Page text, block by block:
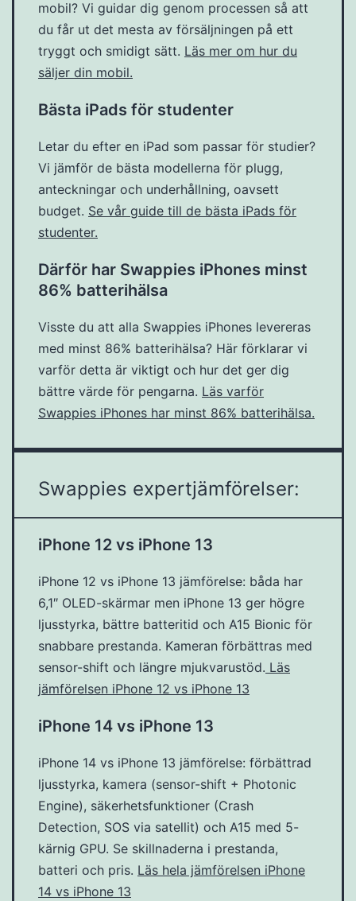
mobil? Vi guidar dig genom processen så att
du får ut det mesta av försäljningen på ett
tryggt och smidigt sätt. Läs mer om hur du
säljer din mobil.
Bästa iPads för studenter
Letar du efter en iPad som passar för studier?
Vi jämför de bästa modellerna för plugg,
anteckningar och underhållning, oavsett
budget. Se vår guide till de bästa iPads för
studenter.
Därför har Swappies iPhones minst
86% batterihälsa
Visste du att alla Swappies iPhones levereras
med minst 86% batterihälsa? Här förklarar vi
varför detta är viktigt och hur det ger dig
bättre värde för pengarna. Läs varför
Swappies iPhones har minst 86% batterihälsa.
Swappies expertjämförelser:
iPhone 12 vs iPhone 13
iPhone 12 vs iPhone 13 jämförelse: båda har
6,1″ OLED-skärmar men iPhone 13 ger högre
ljusstyrka, bättre batteritid och A15 Bionic för
snabbare prestanda. Kameran förbättras med
sensor-shift och längre mjukvarustöd. Läs
jämförelsen iPhone 12 vs iPhone 13
iPhone 14 vs iPhone 13
iPhone 14 vs iPhone 13 jämförelse: förbättrad
ljusstyrka, kamera (sensor-shift + Photonic
Engine), säkerhetsfunktioner (Crash
Detection, SOS via satellit) och A15 med 5-
kärnig GPU. Se skillnaderna i prestanda,
batteri och pris. Läs hela jämförelsen iPhone
14 vs iPhone 13